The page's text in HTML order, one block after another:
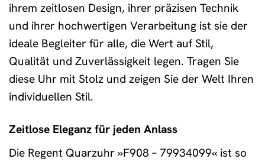
ihrem zeitlosen Design, ihrer präzisen Technik
und ihrer hochwertigen Verarbeitung ist sie der
ideale Begleiter für alle, die Wert auf Stil,
Qualität und Zuverlässigkeit legen. Tragen Sie
diese Uhr mit Stolz und zeigen Sie der Welt Ihren
individuellen Stil.
Zeitlose Eleganz für jeden Anlass
Die Regent Quarzuhr »F908 – 79934099« ist so